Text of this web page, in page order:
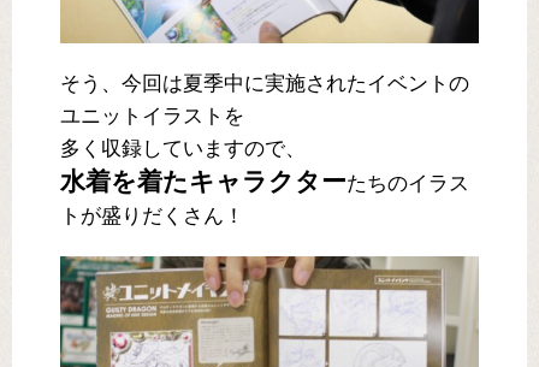
そう、今回は夏季中に実施されたイベントの
ユニットイラストを
多く収録していますので、
水着を着たキャラクターたちのイラス
トが盛りだくさん！